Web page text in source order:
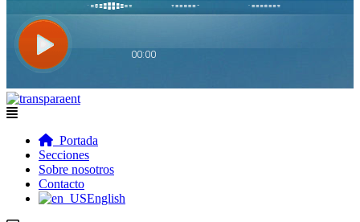
Flyout
Portada
Secciones
Sobre nosotros
Contacto
English